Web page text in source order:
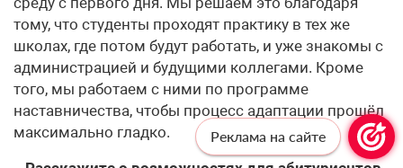
тому, что студенты проходят практику в тех же
школах, где потом будут работать, и уже знакомы с
администрацией и будущими коллегами. Кроме
того, мы работаем с ними по программе
наставничества, чтобы процесс адаптации прошёл
максимально гладко.
Реклама на сайте